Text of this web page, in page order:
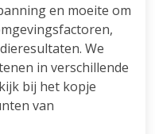
en moeite om
We
in verschillende
bij het kopje
van